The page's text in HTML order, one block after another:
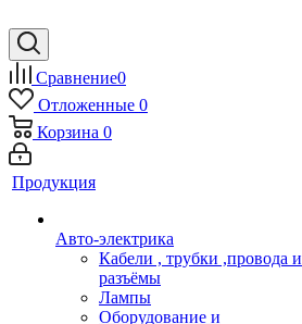
Сравнение0
Отложенные 0
Корзина 0
Продукция
Авто-электрика
Кабели , трубки ,провода и
разъёмы
Лампы
Оборудование и